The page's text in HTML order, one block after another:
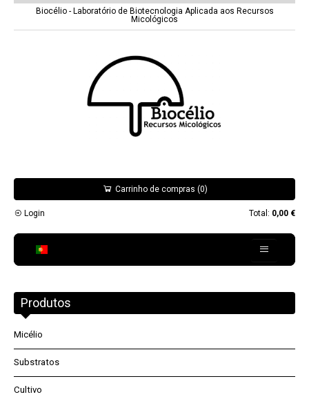
Biocélio - Laboratório de Biotecnologia Aplicada aos Recursos
Micológicos
Carrinho de compras (0)
Login Total: 0,00 €
Espécies
Produtores
Produtos
Micélio
Substratos
Cultivo